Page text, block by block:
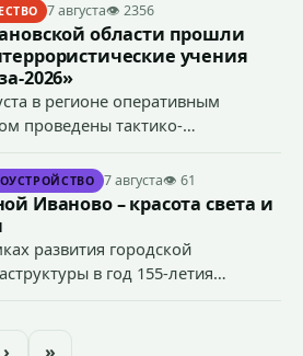
7 августа👁 2356
области прошли
учения
2026»
в регионе оперативным
проведены тактико-
акта на объекте
государственной власти.
2026».
7 августа👁 61
Иваново – красота света и
развития городской
в год 155-летия
подсветки исторических